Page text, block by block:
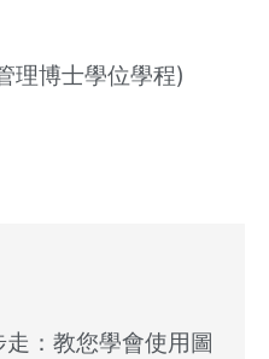
理博士學位學程)
走：教您學會使用圖